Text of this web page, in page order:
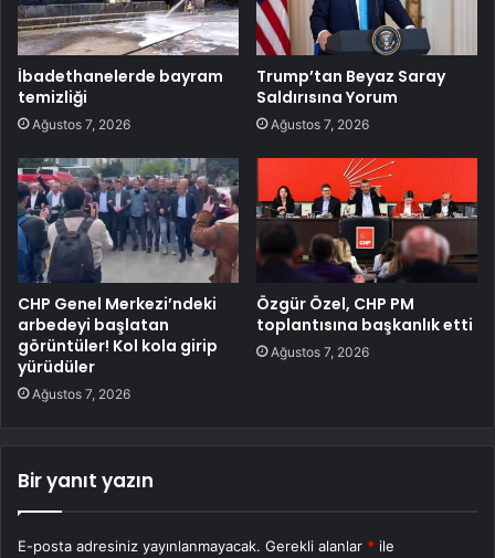
İbadethanelerde bayram
temizliği
Ağustos 7, 2026
Trump’tan Beyaz Saray
Saldırısına Yorum
Ağustos 7, 2026
CHP Genel Merkezi’ndeki
arbedeyi başlatan
görüntüler! Kol kola girip
yürüdüler
Ağustos 7, 2026
Özgür Özel, CHP PM
toplantısına başkanlık etti
Ağustos 7, 2026
Bir yanıt yazın
E-posta adresiniz yayınlanmayacak. Gerekli alanlar * ile